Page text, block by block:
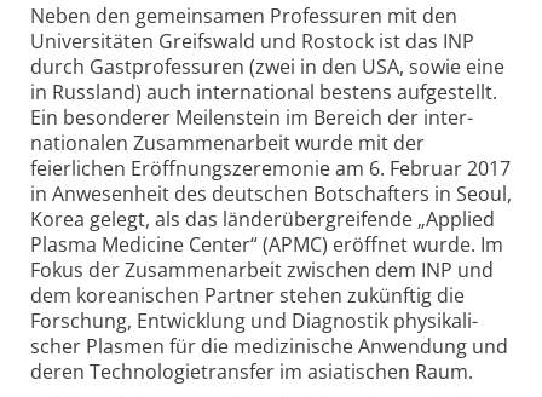
Neben den gemeinsamen Professuren mit den
Universitäten Greifswald und Rostock ist das INP
durch Gast­profes­suren (zwei in den USA, sowie eine
in Russland) auch inter­nati­onal bestens aufgestellt.
Ein besonderer Meilen­stein im Bereich der inter­
natio­nalen Zu­sammen­arbeit wurde mit der
feierlichen Er­öff­nungs­zere­monie am 6. Februar 2017
in Anwesenheit des deutschen Botschafters in Seoul,
Korea gelegt, als das länder­über­greifende „Applied
Plasma Medicine Center“ (APMC) eröffnet wurde. Im
Fokus der Zusammenarbeit zwischen dem INP und
dem kore­anischen Partner stehen zukünftig die
Forschung, Entwicklung und Diagnostik physi­kali­
scher Plasmen für die medi­zinische Anwen­dung und
deren Tech­nologie­trans­fer im asiatischen Raum.